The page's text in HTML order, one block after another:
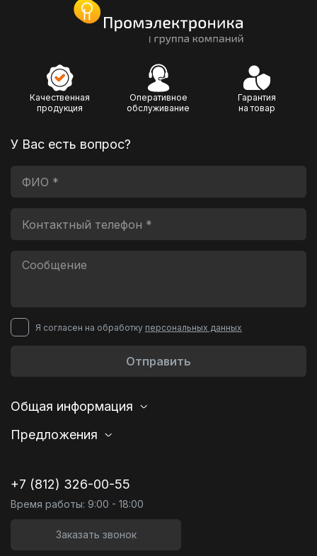
Качественная
продукция
Оперативное
обслуживание
Гарантия
на товар
У Вас есть вопрос?
Я согласен на обработку персональных данных
Отправить
Общая информация
Предложения
+7 (812) 326-00-55
Время работы: 9:00 - 18:00
Заказать звонок